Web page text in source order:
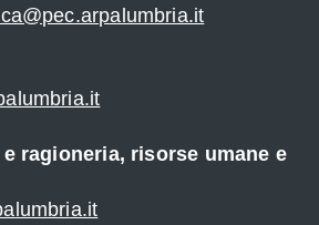
ragioneria, risorse umane e